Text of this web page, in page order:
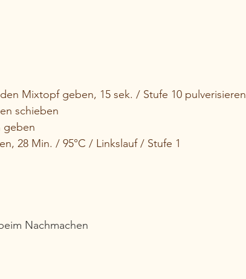
Mixtopf geben, 15 sek. / Stufe 10 pulverisieren
schieben
geben
28 Min. / 95°C / Linkslauf / Stufe 1
Nachmachen